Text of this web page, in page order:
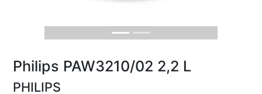
Philips PAW3210/02 2,2 L
PHILIPS